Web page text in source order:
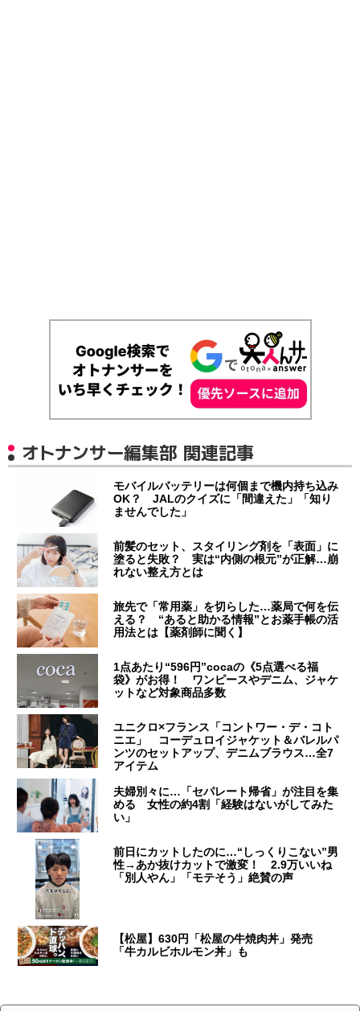
オトナンサー編集部 関連記事
モバイルバッテリーは何個まで機内持ち込み
OK？ JALのクイズに「間違えた」「知り
ませんでした」
前髪のセット、スタイリング剤を「表面」に
塗ると失敗？ 実は“内側の根元”が正解…崩
れない整え方とは
旅先で「常用薬」を切らした…薬局で何を伝
える？ “あると助かる情報”とお薬手帳の活
用法とは【薬剤師に聞く】
1点あたり“596円”cocaの《5点選べる福
袋》がお得！ ワンピースやデニム、ジャケ
ットなど対象商品多数
ユニクロ×フランス「コントワー・デ・コト
ニエ」 コーデュロイジャケット＆バレルパ
ンツのセットアップ、デニムブラウス…全7
アイテム
夫婦別々に…「セパレート帰省」が注目を集
める 女性の約4割「経験はないがしてみた
い」
前日にカットしたのに…“しっくりこない”男
性→あか抜けカットで激変！ 2.9万いいね
「別人やん」「モテそう」絶賛の声
【松屋】630円「松屋の牛焼肉丼」発売
「牛カルビホルモン丼」も